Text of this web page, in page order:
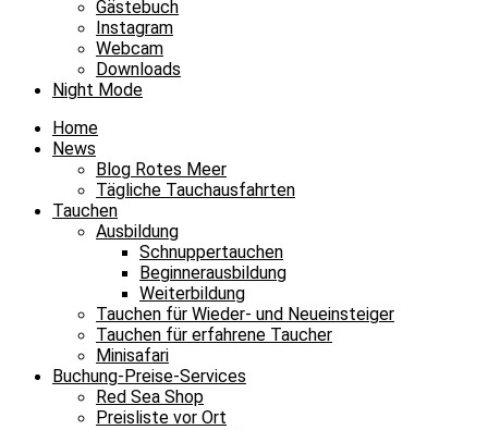
Gästebuch
Instagram
Webcam
Downloads
Night Mode
Home
News
Blog Rotes Meer
Tägliche Tauchausfahrten
Tauchen
Ausbildung
Schnuppertauchen
Beginnerausbildung
Weiterbildung
Tauchen für Wieder- und Neueinsteiger
Tauchen für erfahrene Taucher
Minisafari
Buchung-Preise-Services
Red Sea Shop
Preisliste vor Ort